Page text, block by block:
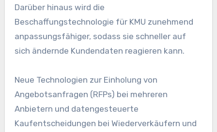
Darüber hinaus wird die
Beschaffungstechnologie für KMU zunehmend
anpassungsfähiger, sodass sie schneller auf
sich ändernde Kundendaten reagieren kann.
Neue Technologien zur Einholung von
Angebotsanfragen (RFPs) bei mehreren
Anbietern und datengesteuerte
Kaufentscheidungen bei Wiederverkäufern und